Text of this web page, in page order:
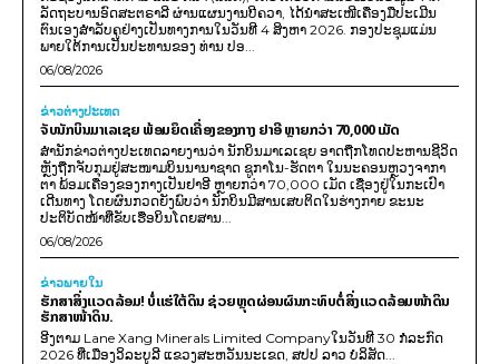
ລັດຖະບານອົດສະຕຣາລີ ຜ່ານແຜນງານບີຄວາ, ໄດ້ນຳສະເໜີເຄື່ອງມືປະເມີນ
ຕົນເອງສຳລັບຄູຢ່າງເປັນທາງການໃນວັນທີ 4 ສິງຫາ 2026. ກອງປະຊຸມແມ່ນ
ພາຍໃຕ້ການເປັນປະທານຂອງ ທ່ານ ປອ...
06/08/2026
ຂ່າວຕ່າງປະເທດ
ຈັບນັກບິນມາເລເຊຍ ພ້ອມຍຶດເຄື່ອງຂອງກາງ ຢາອີ ຫຼາຍກວ່າ 70,000 ເມັດ
ສຳນັກຂ່າວຕ່າງປະເທດລາຍງານວ່າ ນັກບິນມາເລເຊຍ ອາດຖືກໂທດປະຫານຊີວິດ
ຫຼັງຖືກຈັບກຸມຢູ່ສະໜາມບິນນານາຊາດ ຊູກາໂນ-ຮັດຕາ ໃນນະຄອນຫຼວງຈາກາ
ຕາ ພ້ອມເຄື່ອງຂອງກາງເປັນຢາອີ ຫຼາຍກວ່າ 70,000 ເມັດ ເຊື່ອງຢູ່ໃນກະເປົາ
ເດີນທາງ ໂດຍຜົນກວດຍັງພົບວ່າ ນັກບິນມີສານເສບຕິດໃນຮ່າງກາຍ ຂະນະ
ປະຕິບັດໜ້າທີ່ຂັບເຮືອບິນໂດຍສານ...
06/08/2026
ຂ່າວພາຍ​ໃນ
ຮັກສາສິ່ງແວດລ້ອມ! ບໍ່ແຮ່ໃຕ້ດິນ ຊ່ວຍຫຼຸດຜ່ອນຜົນກະທົບຕໍ່ສິ່ງແວດລ້ອມໜ້າດິນ
ຮັກສາໜ້າດິນ.
ອີງຕາມ Lane Xang Minerals Limited Companyໃນວັນທີ 30 ກໍລະກົດ
2026 ທີ່ເມືອງວິລະບູລີ ແຂວງສະຫວັນນະເຂດ, ສປປ ລາວ ບໍລິສັດ...